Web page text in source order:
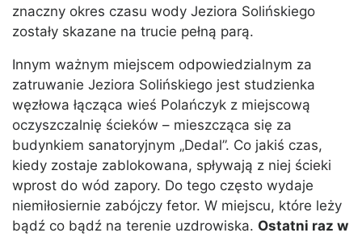
znaczny okres czasu wody Jeziora Solińskiego
zostały skazane na trucie pełną parą.
Innym ważnym miejscem odpowiedzialnym za
zatruwanie Jeziora Solińskiego jest studzienka
węzłowa łącząca wieś Polańczyk z miejscową
oczyszczalnię ścieków – mieszcząca się za
budynkiem sanatoryjnym „Dedal”. Co jakiś czas,
kiedy zostaje zablokowana, spływają z niej ścieki
wprost do wód zapory. Do tego często wydaje
niemiłosiernie zabójczy fetor. W miejscu, które leży
bądź co bądź na terenie uzdrowiska. Ostatni raz w